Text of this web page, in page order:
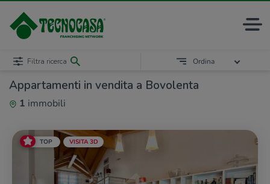
Appartamenti in vendita a Bovolenta
1 immobili
Filtra ricerca Ordina
TOP VISITA 3D